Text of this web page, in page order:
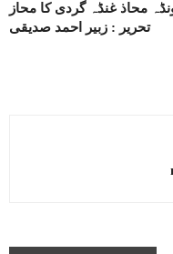
محاذ غنڈہ گردی کا محاز
تحریر : زبیر احمد صدیقی